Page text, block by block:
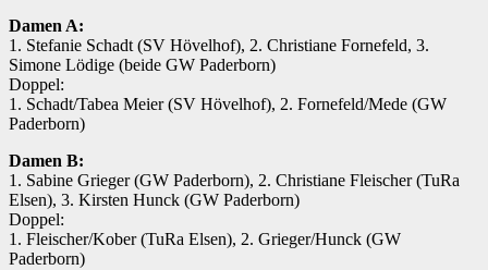
Damen A:
1. Stefanie Schadt (SV Hövelhof), 2. Christiane Fornefeld, 3.
Simone Lödige (beide GW Paderborn)
Doppel:
1. Schadt/Tabea Meier (SV Hövelhof), 2. Fornefeld/Mede (GW
Paderborn)
Damen B:
1. Sabine Grieger (GW Paderborn), 2. Christiane Fleischer (TuRa
Elsen), 3. Kirsten Hunck (GW Paderborn)
Doppel:
1. Fleischer/Kober (TuRa Elsen), 2. Grieger/Hunck (GW
Paderborn)